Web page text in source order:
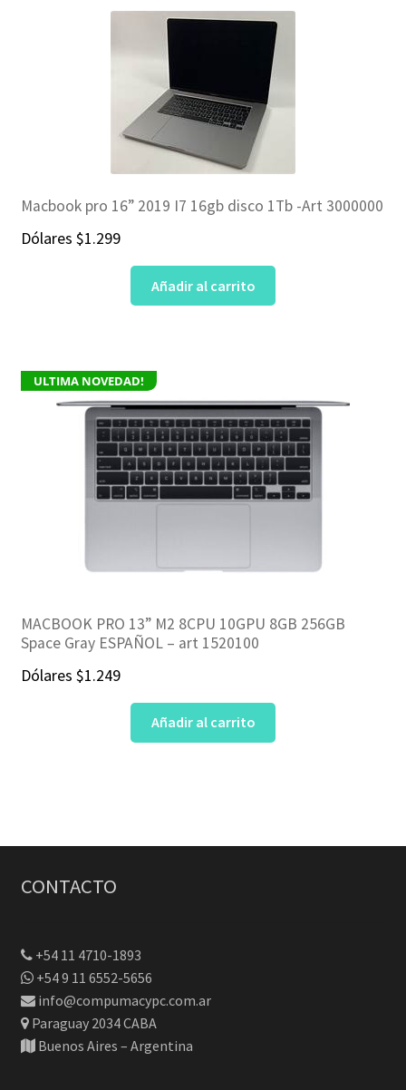
Macbook pro 16” 2019 I7 16gb disco 1Tb -Art 3000000
Dólares $1.299
Añadir al carrito
ULTIMA NOVEDAD!
MACBOOK PRO 13” M2 8CPU 10GPU 8GB 256GB
Space Gray ESPAÑOL – art 1520100
Dólares $1.249
Añadir al carrito
CONTACTO
+54 11 4710-1893
+54 9 11 6552-5656
info@compumacypc.com.ar
Paraguay 2034 CABA
Buenos Aires – Argentina